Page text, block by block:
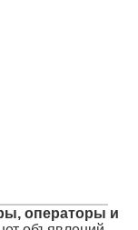
операторы и